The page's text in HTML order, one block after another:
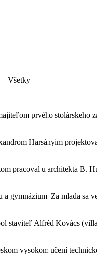
Všetky
prvého stolárskeho
Harsányim
pracoval u architekta B.
gymnázium. Za mlada sa
staviteľ Alfréd Kovács
vysokom učení